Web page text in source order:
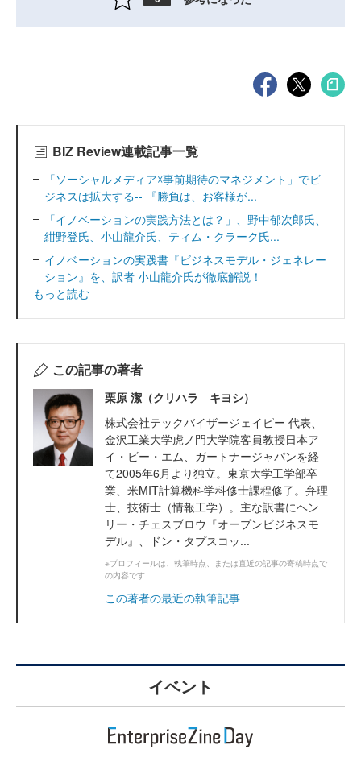
BIZ Review連載記事一覧
「ソーシャルメディア☓事前期待のマネジメント」でビ
ジネスは拡大する-- 『勝負は、お客様が...
「イノベーションの実践方法とは？」、野中郁次郎氏、
紺野登氏、小山龍介氏、ティム・クラーク氏...
イノベーションの実践書『ビジネスモデル・ジェネレー
ション』を、訳者 小山龍介氏が徹底解説！
もっと読む
この記事の著者
栗原 潔（クリハラ キヨシ）
株式会社テックバイザージェイピー 代表、
金沢工業大学虎ノ門大学院客員教授日本ア
イ・ビー・エム、ガートナージャパンを経
て2005年6月より独立。東京大学工学部卒
業、米MIT計算機科学科修士課程修了。弁理
士、技術士（情報工学）。主な訳書にヘン
リー・チェスブロウ『オープンビジネスモ
デル』、ドン・タプスコッ...
※プロフィールは、執筆時点、または直近の記事の寄稿時点で
の内容です
この著者の最近の執筆記事
イベント